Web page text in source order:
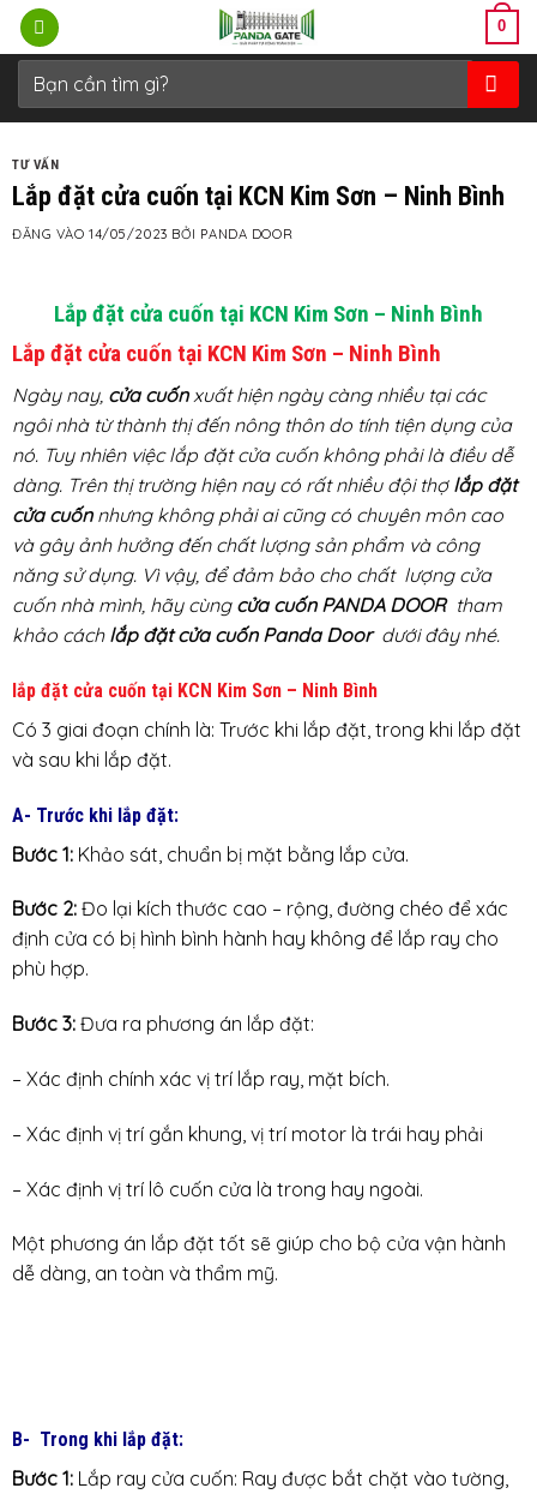
Bỏ
qua
dung
0
Tìm
kiếm:
TƯ VẤN
Lắp đặt cửa cuốn tại KCN Kim Sơn – Ninh Bình
ĐĂNG VÀO14/05/2023 BỞI PANDA DOOR
Lắp đặt cửa cuốn tại KCN Kim Sơn – Ninh Bình
Lắp đặt cửa cuốn tại KCN Kim Sơn – Ninh Bình
Ngày nay, cửa cuốnxuất hiện ngày càng nhiều tại các
ngôi nhà từ thành thị đến nông thôn do tính tiện dụng của
nó. Tuy nhiên việc lắp đặt cửa cuốn không phải là điều dễ
dàng. Trên thị trường hiện nay có rất nhiều đội thợ lắp đặt
cửa cuốnnhưng không phải ai cũng có chuyên môn cao
và gây ảnh hưởng đến chất lượng sản phẩm và công
năng sử dụng. Vì vậy, để đảm bảo cho chất lượng cửa
cuốn nhà mình, hãy cùng cửa cuốn PANDA DOOR tham
khảo cách lắp đặt cửa cuốn Panda Door dưới đây nhé.
lắp đặt cửa cuốn tại KCN Kim Sơn – Ninh Bình
Có 3 giai đoạn chính là: Trước khi lắp đặt, trong khi lắp đặt
và sau khi lắp đặt.
A- Trước khi lắp đặt:
Bước 1: Khảo sát, chuẩn bị mặt bằng lắp cửa.
Bước 2: Đo lại kích thước cao – rộng, đường chéo để xác
định cửa có bị hình bình hành hay không để lắp ray cho
phù hợp.
Bước 3: Đưa ra phương án lắp đặt:
– Xác định chính xác vị trí lắp ray, mặt bích.
– Xác định vị trí gắn khung, vị trí motor là trái hay phải
– Xác định vị trí lô cuốn cửa là trong hay ngoài.
Một phương án lắp đặt tốt sẽ giúp cho bộ cửa vận hành
dễ dàng, an toàn và thẩm mỹ.
B- Trong khi lắp đặt:
Bước 1: Lắp ray cửa cuốn: Ray được bắt chặt vào tường,